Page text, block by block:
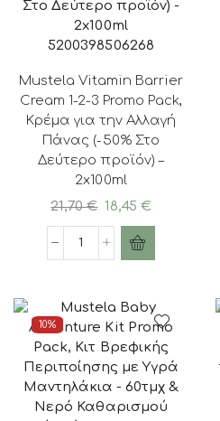
5200398506268
Mustela Vitamin Barrier
Cream 1-2-3 Promo Pack,
Κρέμα για την Αλλαγή
Πάνας (-50% Στο
Δεύτερο προϊόν) –
2x100ml
21,70€ Original
price
was:
21,70 €.
18,45 €Η
τρέχουσα
είναι:
Mustela
Cream
1-
2-
3
Promo
Pack,
10%